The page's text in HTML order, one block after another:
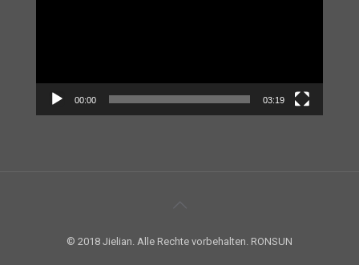
00:00 03:19
© 2018 Jielian. Alle Rechte vorbehalten. RONSUN